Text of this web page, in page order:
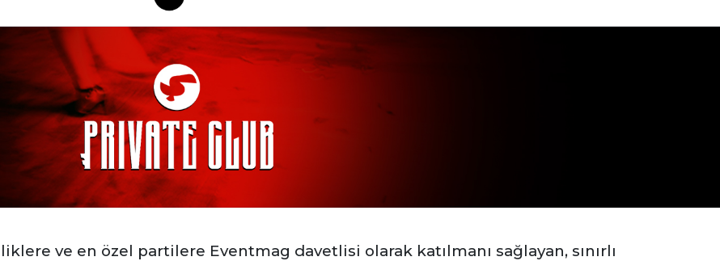
ve en özel partilere Eventmag davetlisi olarak katılmanı sağlayan, sınırlı